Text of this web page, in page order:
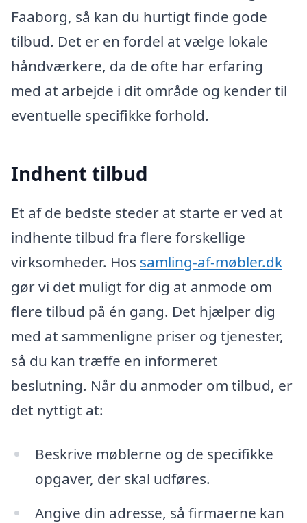
Faaborg, så kan du hurtigt finde gode
tilbud. Det er en fordel at vælge lokale
håndværkere, da de ofte har erfaring
med at arbejde i dit område og kender til
eventuelle specifikke forhold.
Indhent tilbud
Et af de bedste steder at starte er ved at
indhente tilbud fra flere forskellige
virksomheder. Hos samling-af-møbler.dk
gør vi det muligt for dig at anmode om
flere tilbud på én gang. Det hjælper dig
med at sammenligne priser og tjenester,
så du kan træffe en informeret
beslutning. Når du anmoder om tilbud, er
det nyttigt at:
Beskrive møblerne og de specifikke
opgaver, der skal udføres.
Angive din adresse, så firmaerne kan